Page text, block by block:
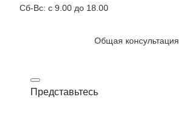
Сб-Вс: с 9.00 до 18.00
Общая консультация
Представьтесь